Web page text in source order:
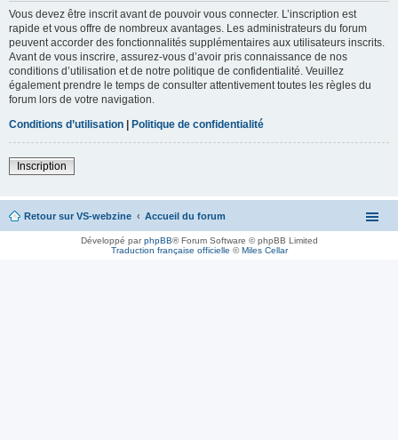
Vous devez être inscrit avant de pouvoir vous connecter. L’inscription est
rapide et vous offre de nombreux avantages. Les administrateurs du forum
peuvent accorder des fonctionnalités supplémentaires aux utilisateurs inscrits.
Avant de vous inscrire, assurez-vous d’avoir pris connaissance de nos
conditions d’utilisation et de notre politique de confidentialité. Veuillez
également prendre le temps de consulter attentivement toutes les règles du
forum lors de votre navigation.
Conditions d’utilisation | Politique de confidentialité
Inscription
Retour sur VS-webzine Accueil du forum
Développé parphpBB® Forum Software © phpBB Limited
Traduction française officielle ©Miles Cellar